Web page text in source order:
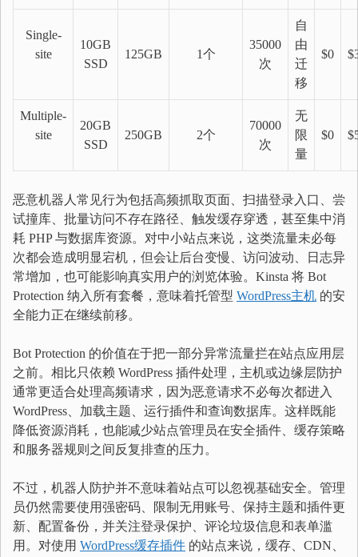
Single-
site
10GB
SSD
125GB 1个
35000
次
自
由
迁
移
$0
Multiple-
site
20GB
SSD
250GB 2个
70000
次
无
限
量
$0
恶意机器人常见行为包括高频抓取页面、扫描登录入口、尝
试撞库、批量访问不存在路径、触发缓存穿透，甚至集中消
耗 PHP 与数据库资源。对中小站点来说，这类流量未必每
次都会造成明显宕机，但会让后台变慢、访问波动、日志异
常增加，也可能影响真实用户的浏览体验。Kinsta 将 Bot
Protection 纳入所有套餐，意味着托管型 WordPress主机 的安
全能力正在继续前移。
Bot Protection 的价值在于把一部分异常流量拦在站点应用层
之前。相比只依赖 WordPress 插件处理，主机或边缘层防护
通常更适合处理高频请求，因为恶意请求不必每次都进入
WordPress、加载主题、运行插件和查询数据库。这样既能
降低资源消耗，也能减少站点管理员在安全插件、缓存策略
和服务器规则之间反复排查的压力。
不过，机器人防护并不意味着站点可以忽视基础安全。管理
员仍然需要使用强密码、限制无用账号、保持主题和插件更
新、配置备份，并关注登录保护、评论垃圾信息和表单滥
用。对使用 WordPress缓存插件 的站点来说，缓存、CDN、